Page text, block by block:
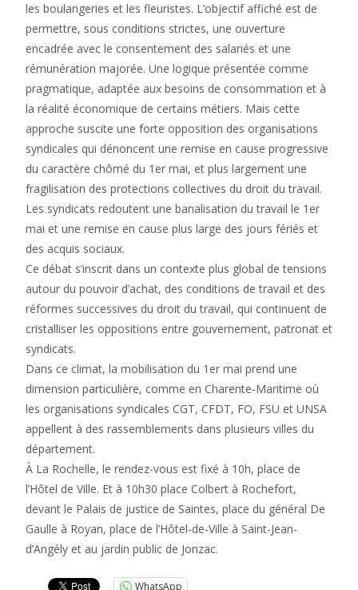
les boulangeries et les fleuristes. L’objectif affiché est de
permettre, sous conditions strictes, une ouverture
encadrée avec le consentement des salariés et une
rémunération majorée. Une logique présentée comme
pragmatique, adaptée aux besoins de consommation et à
la réalité économique de certains métiers. Mais cette
approche suscite une forte opposition des organisations
syndicales qui dénoncent une remise en cause progressive
du caractère chômé du 1er mai, et plus largement une
fragilisation des protections collectives du droit du travail.
Les syndicats redoutent une banalisation du travail le 1er
mai et une remise en cause plus large des jours fériés et
des acquis sociaux.
Ce débat s’inscrit dans un contexte plus global de tensions
autour du pouvoir d’achat, des conditions de travail et des
réformes successives du droit du travail, qui continuent de
cristalliser les oppositions entre gouvernement, patronat et
syndicats.
Dans ce climat, la mobilisation du 1er mai prend une
dimension particulière, comme en Charente-Maritime où
les organisations syndicales CGT, CFDT, FO, FSU et UNSA
appellent à des rassemblements dans plusieurs villes du
département.
À La Rochelle, le rendez-vous est fixé à 10h, place de
l’Hôtel de Ville. Et à 10h30 place Colbert à Rochefort,
devant le Palais de justice de Saintes, place du général De
Gaulle à Royan, place de l’Hôtel-de-Ville à Saint-Jean-
d’Angély et au jardin public de Jonzac.
WhatsApp